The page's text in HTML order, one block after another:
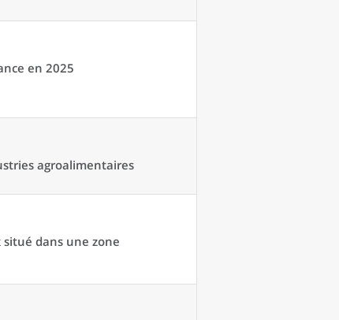
en 2025
agroalimentaires
situé dans une zone